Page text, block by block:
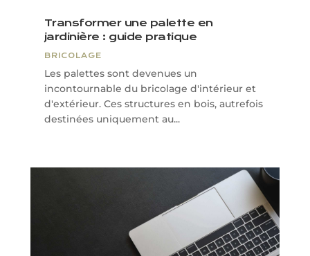
Transformer une palette en
jardinière : guide pratique
BRICOLAGE
Les palettes sont devenues un
incontournable du bricolage d'intérieur et
d'extérieur. Ces structures en bois, autrefois
destinées uniquement au...